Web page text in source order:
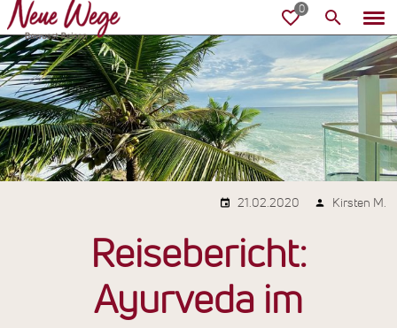
21.02.2020 Kirsten M.
Reisebericht:
Ayurveda im